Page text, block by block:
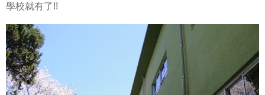
學校就有了!!